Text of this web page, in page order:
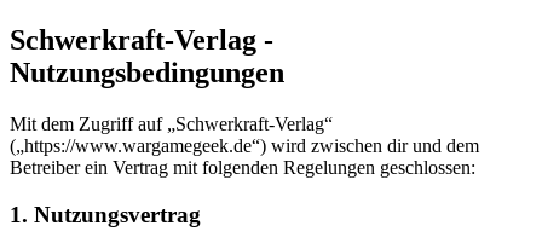
Schwerkraft-Verlag -
Nutzungsbedingungen
Mit dem Zugriff auf „Schwerkraft-Verlag“
(„https://www.wargamegeek.de“) wird zwischen dir und dem
Betreiber ein Vertrag mit folgenden Regelungen geschlossen:
1. Nutzungsvertrag